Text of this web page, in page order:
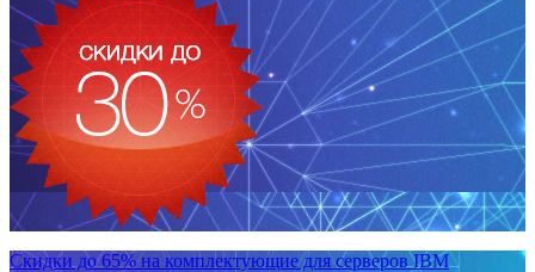
Скидки до 65% на комплектующие для серверов IBM